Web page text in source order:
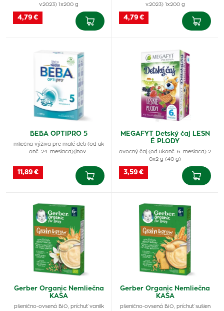
v.2023) 1x200 g
4,79 €
v.2023) 1x200 g
4,79 €
BEBA OPTIPRO 5
mliečna výživa pre malé deti (od uk
onč. 24. mesiaca)(inov…
11,89 €
MEGAFYT Detský čaj LESN
É PLODY
ovocný čaj (od ukonč. 6. mesiaca) 2
0x2 g (40 g)
3,59 €
Gerber Organic Nemliečna
KAŠA
pšenično-ovsená BIO, príchuť vanilk
Gerber Organic Nemliečna
KAŠA
pšenično-ovsená BIO, príchuť sušien